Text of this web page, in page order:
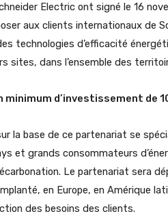
Electric ont signé le 16
aux clients internationaux de
technologies d’efficacité
sites, dans l’ensemble des
minimum d’investissement de
la base de ce partenariat se
et grands consommateurs
Le partenariat sera
en Europe, en Amérique
des besoins des clients.